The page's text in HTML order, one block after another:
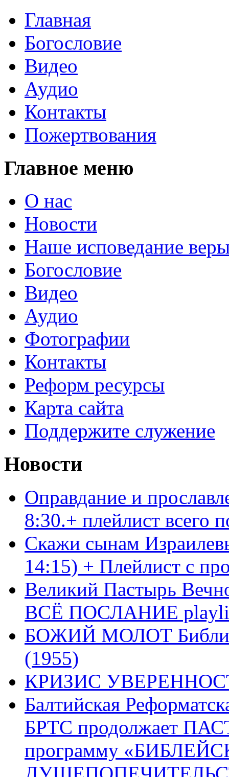
Главная
Богословие
Видео
Аудио
Контакты
Пожертвования
Главное меню
О нас
Новости
Наше исповедание
Богословие
Видео
Аудио
Фотографии
Контакты
Реформ ресурсы
Карта сайта
Поддержите служение
Новости
Оправдание и
8:30.+ плейлист
Скажи сынам
14:15) + Плейлист с
Великий Пастырь
ВСЁ ПОСЛАНИЕ
БОЖИЙ МОЛОТ Библия
(1955)
КРИЗИС
Балтийская
БРТС продолжает
программу